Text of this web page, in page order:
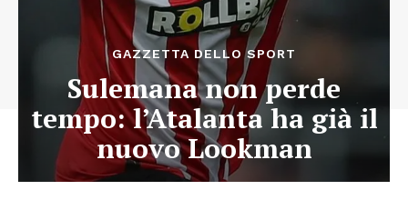
GAZZETTA DELLO SPORT
Sulemana non perde
tempo: l’Atalanta ha già il
nuovo Lookman